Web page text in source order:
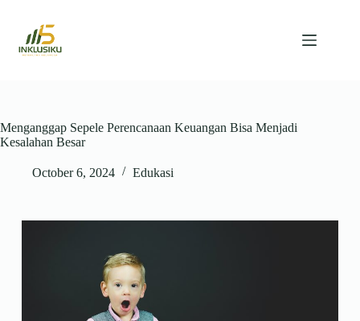
Menganggap Sepele Perencanaan Keuangan Bisa Menjadi
Kesalahan Besar
October 6, 2024 Edukasi